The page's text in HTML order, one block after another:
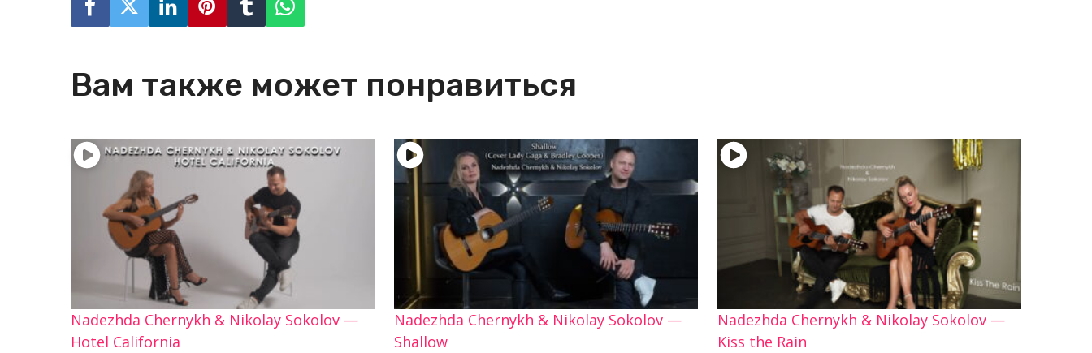
Вам также может понравиться
Nadezhda Chernykh & Nikolay Sokolov —
Hotel California
Nadezhda Chernykh & Nikolay Sokolov —
Shallow
Nadezhda Chernykh & Nikolay Sokolov —
Kiss the Rain